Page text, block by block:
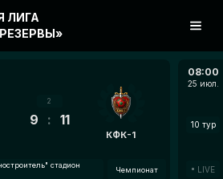
2
9 : 11
КФК-1
стадион
Чемпионат
08:00
25 июл.
10 тур
LIVE
ЛИГА